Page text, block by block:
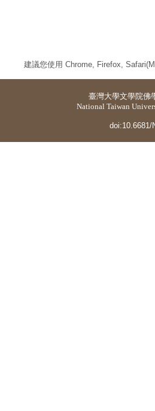
建議您使用 Chrome, Firefox,
臺灣大學文學院佛
National Taiwan
doi:10.6681/